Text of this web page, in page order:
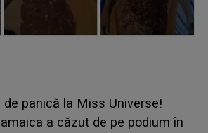
de panică la Miss Universe!
a căzut de pe podium în